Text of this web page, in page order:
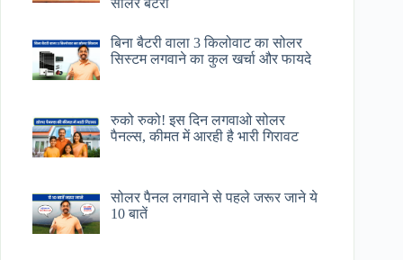
बिना बैटरी वाला 3 किलोवाट का सोलर
सिस्टम लगवाने का कुल खर्चा और फायदे
रुको रुको! इस दिन लगवाओ सोलर
पैनल्स, कीमत में आरही है भारी गिरावट
सोलर पैनल लगवाने से पहले जरूर जाने ये
10 बातें